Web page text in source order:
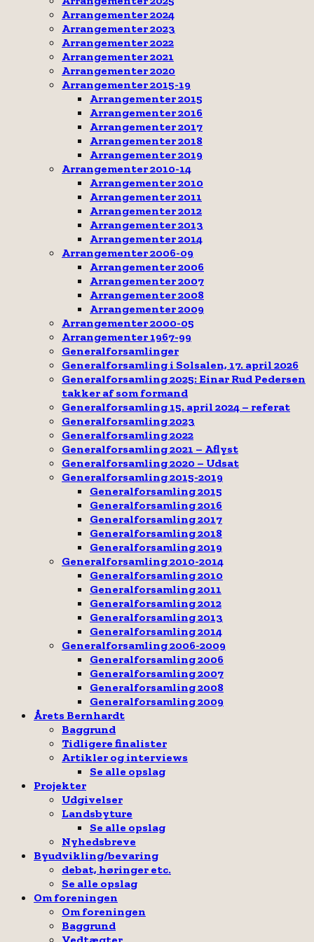
Arrangementer 2024
Arrangementer 2023
Arrangementer 2022
Arrangementer 2021
Arrangementer 2020
Arrangementer 2015-19
Arrangementer 2015
Arrangementer 2016
Arrangementer 2017
Arrangementer 2018
Arrangementer 2019
Arrangementer 2010-14
Arrangementer 2010
Arrangementer 2011
Arrangementer 2012
Arrangementer 2013
Arrangementer 2014
Arrangementer 2006-09
Arrangementer 2006
Arrangementer 2007
Arrangementer 2008
Arrangementer 2009
Arrangementer 2000-05
Arrangementer 1967-99
Generalforsamlinger
Generalforsamling i Solsalen, 17. april 2026
Generalforsamling 2025: Einar Rud Pedersen
takker af som formand
Generalforsamling 15. april 2024 – referat
Generalforsamling 2023
Generalforsamling 2022
Generalforsamling 2021 – Aflyst
Generalforsamling 2020 – Udsat
Generalforsamling 2015-2019
Generalforsamling 2015
Generalforsamling 2016
Generalforsamling 2017
Generalforsamling 2018
Generalforsamling 2019
Generalforsamling 2010-2014
Generalforsamling 2010
Generalforsamling 2011
Generalforsamling 2012
Generalforsamling 2013
Generalforsamling 2014
Generalforsamling 2006-2009
Generalforsamling 2006
Generalforsamling 2007
Generalforsamling 2008
Generalforsamling 2009
Årets Bernhardt
Baggrund
Tidligere finalister
Artikler og interviews
Se alle opslag
Projekter
Udgivelser
Landsbyture
Se alle opslag
Nyhedsbreve
Byudvikling/bevaring
debat, høringer etc.
Se alle opslag
Om foreningen
Om foreningen
Baggrund